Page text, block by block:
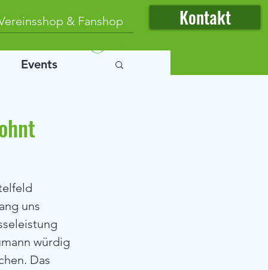
& Fanshop Kontakt
Events
uns
würdig
Das